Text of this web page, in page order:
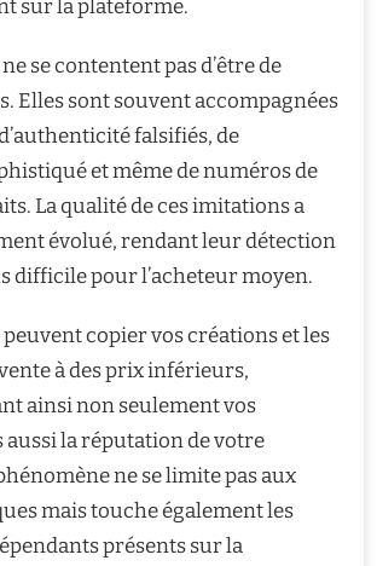
sur la plateforme.
se contentent pas d’être de
Elles sont souvent accompagnées
falsifiés, de
et même de numéros de
La qualité de ces imitations a
évolué, rendant leur détection
difficile pour l’acheteur moyen.
copier vos créations et les
à des prix inférieurs,
ainsi non seulement vos
aussi la réputation de votre
ne se limite pas aux
mais touche également les
présents sur la